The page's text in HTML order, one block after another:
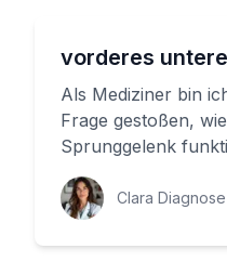
vorderes
Als Mediziner bin
Frage gestoßen,
Sprunggelenk
Untere
Clara Diagnose